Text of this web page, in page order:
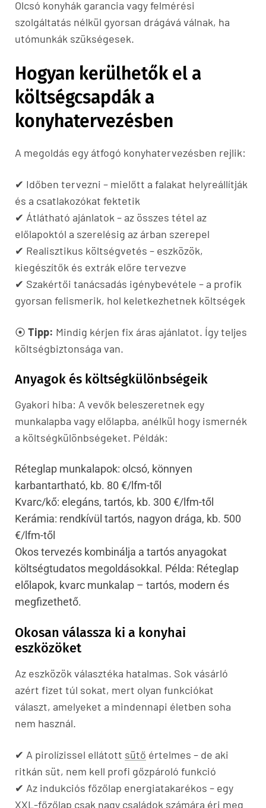
Olcsó konyhák garancia vagy felmérési
szolgáltatás nélkül gyorsan drágává válnak, ha
utómunkák szükségesek.
Hogyan kerülhetők el a
költségcsapdák a
konyhatervezésben
A megoldás egy átfogó konyhatervezésben rejlik:
✔ Időben tervezni – mielőtt a falakat helyreállítják
és a csatlakozókat fektetik
✔ Átlátható ajánlatok – az összes tétel az
előlapoktól a szerelésig az árban szerepel
✔ Realisztikus költségvetés – eszközök,
kiegészítők és extrák előre tervezve
✔ Szakértői tanácsadás igénybevétele – a profik
gyorsan felismerik, hol keletkezhetnek költségek
⦿ Tipp: Mindig kérjen fix áras ajánlatot. Így teljes
költségbiztonsága van.
Anyagok és költségkülönbségeik
Gyakori hiba: A vevők beleszeretnek egy
munkalapba vagy előlapba, anélkül hogy ismernék
a költségkülönbségeket. Példák:
Réteglap munkalapok: olcsó, könnyen
karbantartható, kb. 80 €/lfm-től
Kvarc/kő: elegáns, tartós, kb. 300 €/lfm-től
Kerámia: rendkívül tartós, nagyon drága, kb. 500
€/lfm-től
Okos tervezés kombinálja a tartós anyagokat
költségtudatos megoldásokkal. Példa: Réteglap
előlapok, kvarc munkalap – tartós, modern és
megfizethető.
Okosan válassza ki a konyhai
eszközöket
Az eszközök választéka hatalmas. Sok vásárló
azért fizet túl sokat, mert olyan funkciókat
választ, amelyeket a mindennapi életben soha
nem használ.
✔ A pirolízissel ellátott sütő értelmes – de aki
ritkán süt, nem kell profi gőzpároló funkció
✔ Az indukciós főzőlap energiatakarékos – egy
XXL-főzőlap csak nagy családok számára éri meg